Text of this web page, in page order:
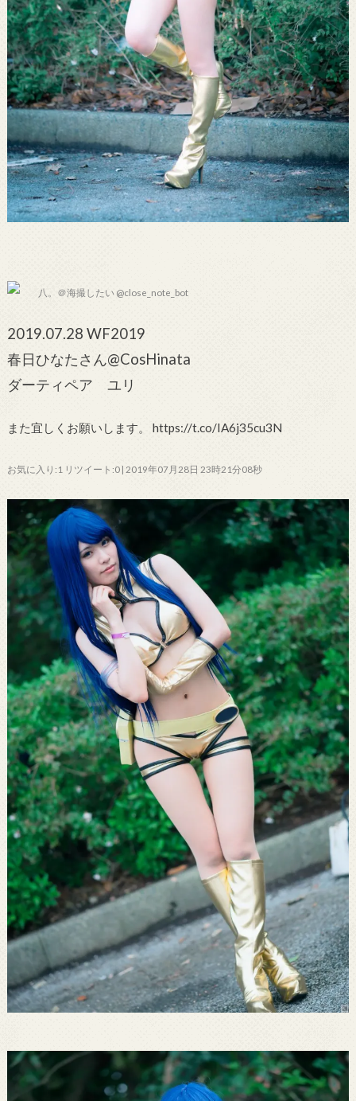
八。＠海撮したい @close_note_bot
2019.07.28 WF2019
春日ひなたさん@CosHinata
ダーティペア ユリ
また宜しくお願いします。 https://t.co/IA6j35cu3N
お気に入り:1 リツイート:0 | 2019年07月28日 23時21分08秒